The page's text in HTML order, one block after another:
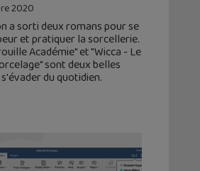
2020
a sorti deux romans pour se
et pratiquer la sorcellerie.
Académie" et "Wicca - Le
sont deux belles
du quotidien.